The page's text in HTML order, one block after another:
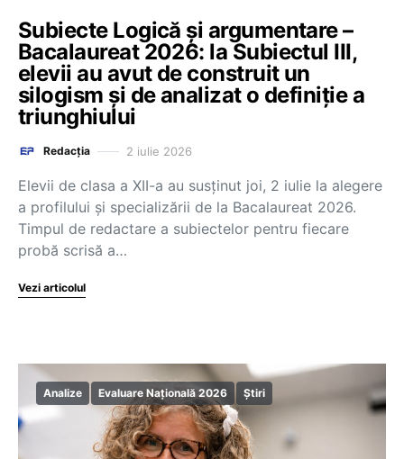
Subiecte Logică și argumentare –
Bacalaureat 2026: la Subiectul III,
elevii au avut de construit un
silogism și de analizat o definiție a
triunghiului
Redacția 2 iulie 2026
Elevii de clasa a XII-a au susținut joi, 2 iulie la alegere
a profilului și specializării de la Bacalaureat 2026.
Timpul de redactare a subiectelor pentru fiecare
probă scrisă a…
Vezi articolul
Analize Evaluare Națională 2026 Știri